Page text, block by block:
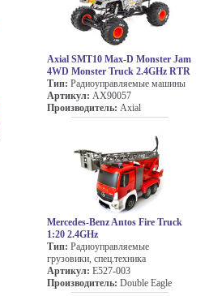
Axial SMT10 Max-D Monster Jam
4WD Monster Truck 2.4GHz RTR
Тип: Радиоуправляемые машины
Артикул: AX90057
Производитель: Axial
Mercedes-Benz Antos Fire Truck
1:20 2.4GHz
Тип: Радиоуправляемые
грузовики, спец.техника
Артикул: E527-003
Производитель: Double Eagle